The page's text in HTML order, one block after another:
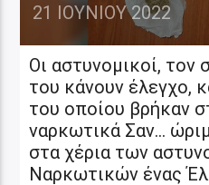
21 ΙΟΥΝΊΟΥ 2022
Οι αστυνομικοί, τον
του κάνουν έλεγχο,
του οποίου βρήκαν
ναρκωτικά Σαν…
στα χέρια των
Ναρκωτικών ένας